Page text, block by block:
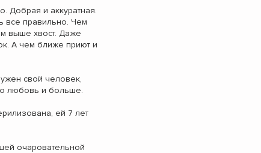
Добрая и аккуратная.
все правильно. Чем
выше хвост. Даже
А чем ближе приют и
свой человек,
любовь и больше.
ей 7 лет
очаровательной